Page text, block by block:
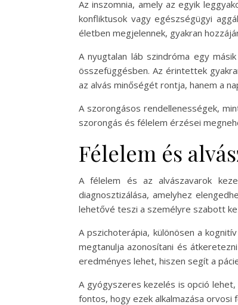
Az inszomnia, amely az egyik
konfliktusok vagy egészségügyi
életben megjelennek, gyakran
A nyugtalan láb szindróma egy
összefüggésben. Az érintettek
az alvás minőségét rontja, hanem a
A szorongásos rendellenességek,
szorongás és félelem érzései
Félelem és
A félelem és az alvászavarok
diagnosztizálása, amelyhez
lehetővé teszi a személyre szabott
A pszichoterápia, különösen a
megtanulja azonosítani és
eredményes lehet, hiszen segít a
A gyógyszeres kezelés is opció
fontos, hogy ezek alkalmazása